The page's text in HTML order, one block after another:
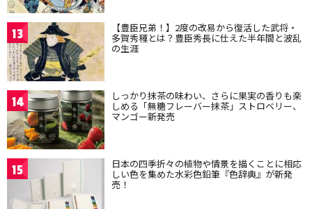
13 【豊臣兄弟！】2度の改易から復活した武将・
多賀秀種とは？豊臣秀長に仕えた半年間と波乱
の生涯
14 しっかり抹茶の味わい、さらに果実の香りも楽
しめる「無糖フレーバー抹茶」ストロベリー、
マンゴー新発売
15 日本の四季折々の植物や情景を描くことに相応
しい色を集めた水彩色鉛筆『色辞典』が新発
売！